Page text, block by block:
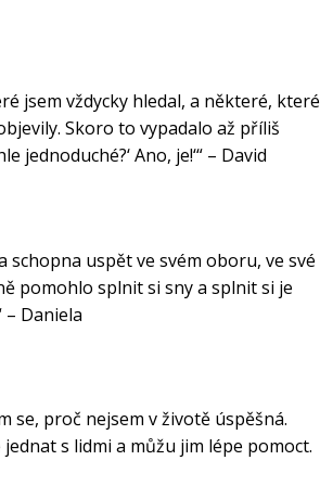
jsem vždycky hledal, a některé, které
Skoro to vypadalo až příliš
jednoduché?‘ Ano, je!‘“ – David
schopna uspět ve svém oboru, ve své
pomohlo splnit si sny a splnit si je
Daniela
se, proč nejsem v životě úspěšná.
s lidmi a můžu jim lépe pomoct.